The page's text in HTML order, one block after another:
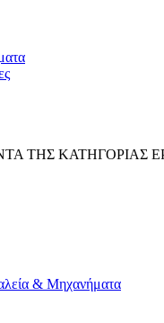
ΤΗΣ ΚΑΤΗΓΟΡΙΑΣ
& Μηχανήματα